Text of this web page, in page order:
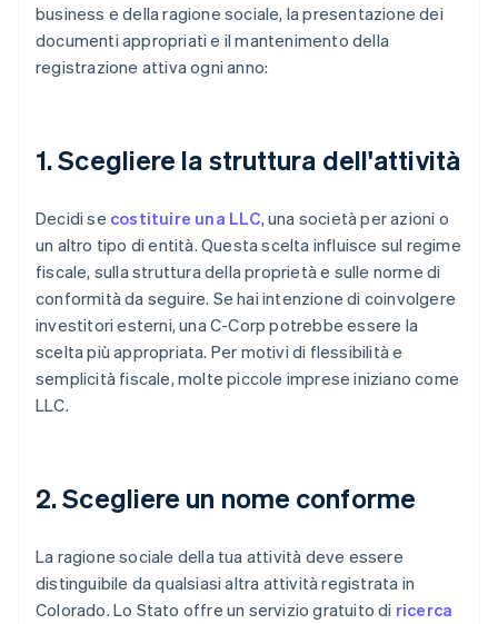
business e della ragione sociale, la presentazione dei
documenti appropriati e il mantenimento della
registrazione attiva ogni anno:
1. Scegliere la struttura dell'attività
Decidi se costituire una LLC, una società per azioni o
un altro tipo di entità. Questa scelta influisce sul regime
fiscale, sulla struttura della proprietà e sulle norme di
conformità da seguire. Se hai intenzione di coinvolgere
investitori esterni, una C-Corp potrebbe essere la
scelta più appropriata. Per motivi di flessibilità e
semplicità fiscale, molte piccole imprese iniziano come
LLC.
2. Scegliere un nome conforme
La ragione sociale della tua attività deve essere
distinguibile da qualsiasi altra attività registrata in
Colorado. Lo Stato offre un servizio gratuito di ricerca